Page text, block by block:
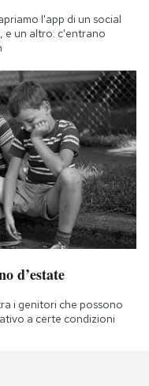
l'app di un social
e un altro: c'entrano
d’estate
i genitori che possono
a certe condizioni